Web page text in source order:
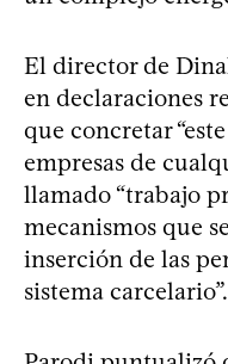
El director de
en declaraciones
que concretar
empresas de
llamado “trabajo
mecanismos que
inserción de las
sistema carcelario”.